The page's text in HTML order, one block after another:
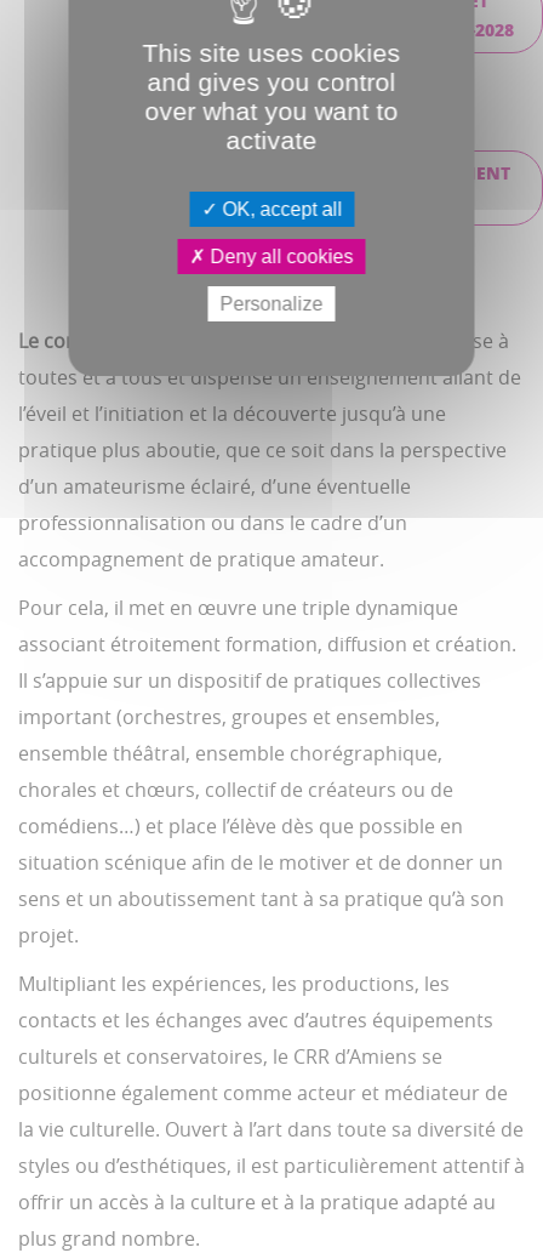
D'ÉTABLISSEMENT 2023-2028
CONSULTEZ LE RÈGLEMENT
Le conservatoire à Rayonnement Régional
s’adresse à
toutes et à tous et dispense un enseignement allant de
l’éveil et l’initiation et la découverte jusqu’à une
pratique plus aboutie, que ce soit dans la perspective
d’un amateurisme éclairé, d’une éventuelle
professionnalisation ou dans le cadre d’un
accompagnement de pratique amateur.
Pour cela, il met en œuvre une triple dynamique
associant étroitement formation, diffusion et création.
Il s’appuie sur un dispositif de pratiques collectives
important (orchestres, groupes et ensembles,
ensemble théâtral, ensemble chorégraphique,
chorales et chœurs, collectif de créateurs ou de
comédiens…) et place l’élève dès que possible en
situation scénique afin de le motiver et de donner un
sens et un aboutissement tant à sa pratique qu’à son
projet.
Multipliant les expériences, les productions, les
contacts et les échanges avec d’autres équipements
culturels et conservatoires, le CRR d’Amiens se
positionne également comme acteur et médiateur de
la vie culturelle. Ouvert à l’art dans toute sa diversité de
styles ou d’esthétiques, il est particulièrement attentif à
offrir un accès à la culture et à la pratique adapté au
plus grand nombre.
This site uses cookies
and gives you control
over what you want to
activate
OK, accept all
Deny all cookies
Personalize